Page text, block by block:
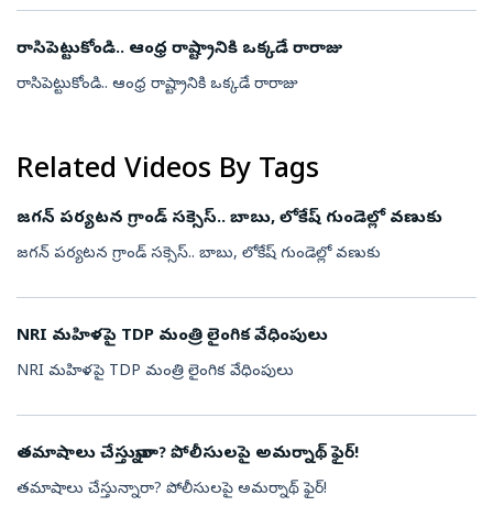
రాసిపెట్టుకోండి.. ఆంధ్ర రాష్ట్రానికి ఒక్కడే రారాజు
రాసిపెట్టుకోండి.. ఆంధ్ర రాష్ట్రానికి ఒక్కడే రారాజు
Related Videos By Tags
జగన్ పర్యటన గ్రాండ్ సక్సెస్.. బాబు, లోకేష్ గుండెల్లో వణుకు
జగన్ పర్యటన గ్రాండ్ సక్సెస్.. బాబు, లోకేష్ గుండెల్లో వణుకు
NRI మహిళపై TDP మంత్రి లైంగిక వేధింపులు
NRI మహిళపై TDP మంత్రి లైంగిక వేధింపులు
తమాషాలు చేస్తున్నారా? పోలీసులపై అమర్నాథ్ ఫైర్!
తమాషాలు చేస్తున్నారా? పోలీసులపై అమర్నాథ్ ఫైర్!